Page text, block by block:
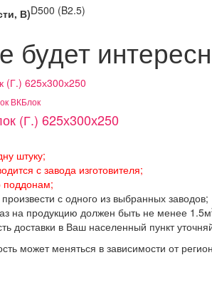
В)D500 (B2.5)
будет
ВКБлок
(Г.) 625х300х250
штуку;
с завода изготовителя;
поддонам;
с одного из выбранных заводов;
на продукцию должен быть не менее 1.5м
доставки в Ваш населенный пункт
может меняться в зависимости от